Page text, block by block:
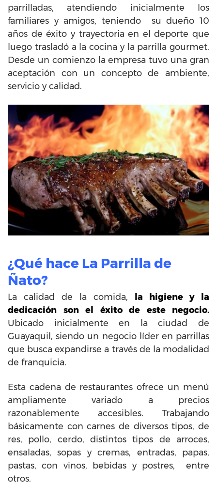
parrilladas, atendiendo inicialmente los
familiares y amigos, teniendo su dueño 10
años de éxito y trayectoria en el deporte que
luego trasladó a la cocina y la parrilla gourmet.
Desde un comienzo la empresa tuvo una gran
aceptación con un concepto de ambiente,
servicio y calidad.
¿Qué hace La Parrilla de
Ñato?
La calidad de la comida,
la higiene y la
dedicación son el éxito de este negocio.
Ubicado inicialmente en la ciudad de
Guayaquil, siendo un negocio líder en parrillas
que busca expandirse a través de la modalidad
de franquicia.
Esta cadena de restaurantes ofrece un menú
ampliamente variado a precios
razonablemente accesibles. Trabajando
básicamente con carnes de diversos tipos, de
res, pollo, cerdo, distintos tipos de arroces,
ensaladas, sopas y cremas, entradas, papas,
pastas, con vinos, bebidas y postres, entre
otros.